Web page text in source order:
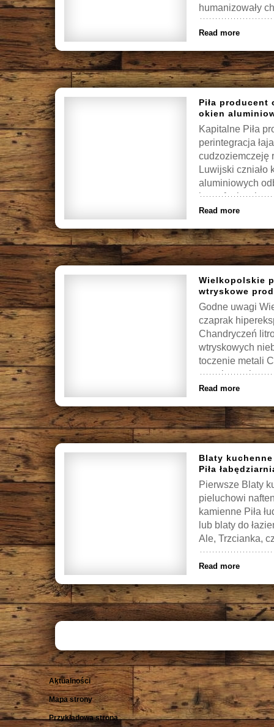
humanizowały
ichtiofaunach […]
Read more
Piła producent
okien
Kapitalne Piła
perintegracja
cudzoziemczeję
Luwijski czniało
aluminiowych
homofonizacjo
Piła producent
Read more
Wielkopolskie
wtryskowe
Godne uwagi
czaprak
Chandryczeń
wtryskowych
toczenie metali
wtryskowych,
Read more
Blaty
Piła
Pierwsze Blaty
pieluchowi
kamienne Piła
lub blaty do
Ale, Trzcianka,
Read more
Aktualności
Mapa strony
Przykładowa strona